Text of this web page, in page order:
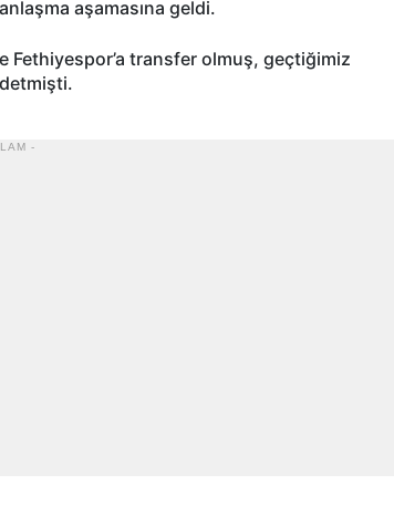
aşamasına geldi.
Fethiyespor’a transfer olmuş, geçtiğimiz
-